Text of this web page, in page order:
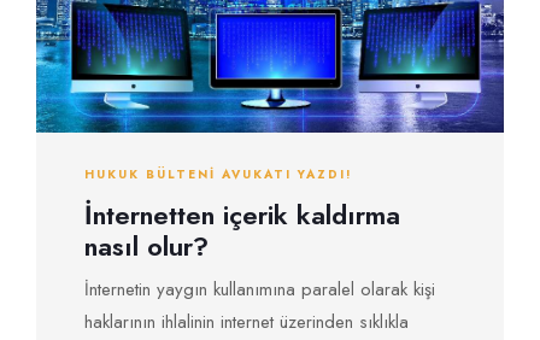
HUKUK BÜLTENI AVUKATI YAZDI!
İnternetten içerik kaldırma
nasıl olur?
İnternetin yaygın kullanımına paralel olarak kişi
haklarının ihlalinin internet üzerinden sıklıkla